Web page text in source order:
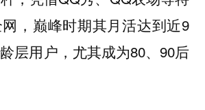
，巅峰时期其月活达到近9
层用户，尤其成为80、90后